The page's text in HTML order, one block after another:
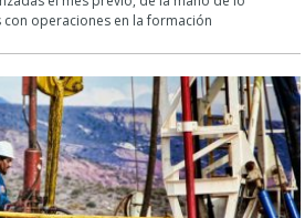
operaciones en la formación